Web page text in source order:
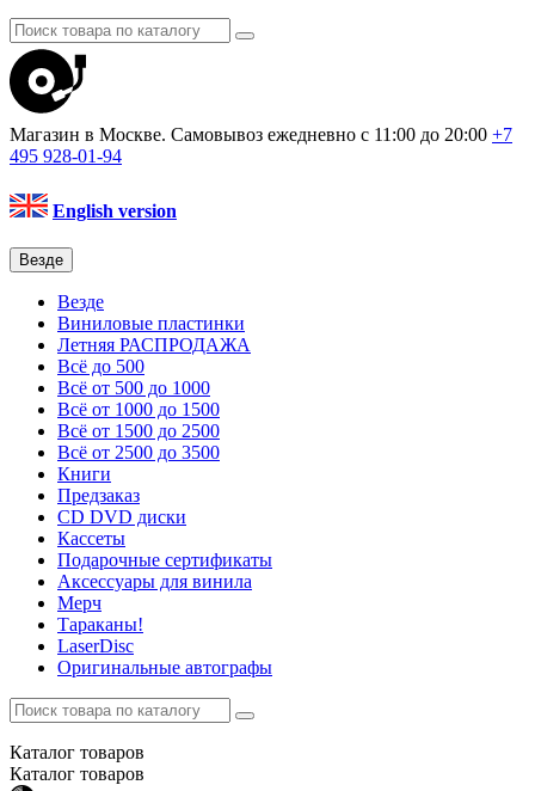
Магазин в Москве. Самовывоз ежедневно с 11:00 до 20:00 +7
495 928-01-94
English version
Везде
Везде
Виниловые пластинки
Летняя РАСПРОДАЖА
Всё до 500
Всё от 500 до 1000
Всё от 1000 до 1500
Всё от 1500 до 2500
Всё от 2500 до 3500
Книги
Предзаказ
CD DVD диски
Кассеты
Подарочные сертификаты
Аксессуары для винила
Мерч
Тараканы!
LaserDisc
Оригинальные автографы
Каталог товаров
Каталог товаров